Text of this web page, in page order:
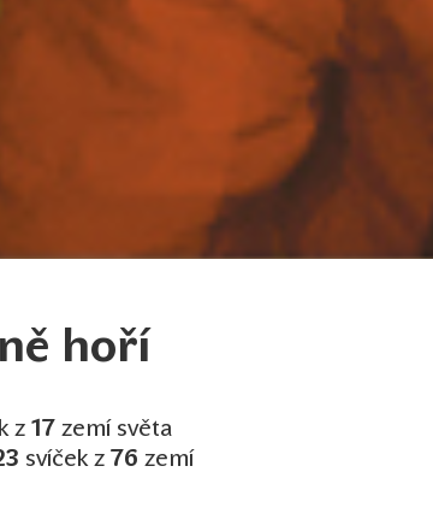
hoří
z 17 zemí světa
svíček z 76 zemí